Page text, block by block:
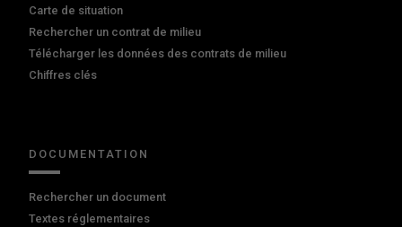
Carte de situation
Rechercher un contrat de milieu
Télécharger les données des contrats de milieu
Chiffres clés
DOCUMENTATION
Rechercher un document
Textes réglementaires